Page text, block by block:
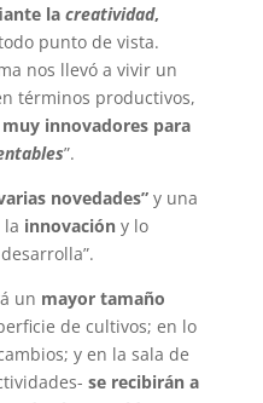
la creatividad,
punto de vista.
nos llevó a vivir un
términos productivos,
innovadores para
”.
novedades”y una
la innovacióny lo
un mayor tamaño
de cultivos; en lo
y en la sala de
se recibirán a